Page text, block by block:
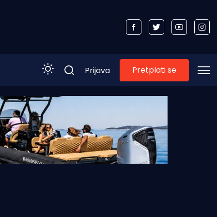
Prijava Pretplati se